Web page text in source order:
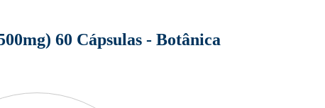
60 Cápsulas - Botânica